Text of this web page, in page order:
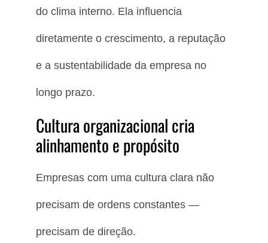
do clima interno. Ela influencia
diretamente o crescimento, a reputação
e a sustentabilidade da empresa no
longo prazo.
Cultura organizacional cria
alinhamento e propósito
Empresas com uma cultura clara não
precisam de ordens constantes —
precisam de direção.